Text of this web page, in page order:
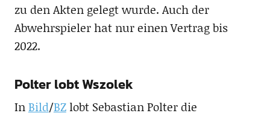
zu den Akten gelegt wurde. Auch der
Abwehrspieler hat nur einen Vertrag bis
2022.
Polter lobt Wszolek
InBild/BZlobt Sebastian Polter die